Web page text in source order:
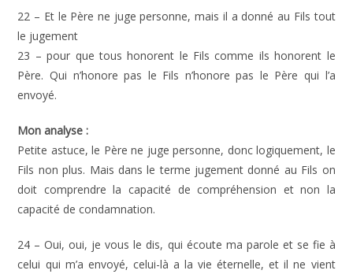
22 – Et le Père ne juge personne, mais il a donné au Fils tout
le jugement
23 – pour que tous honorent le Fils comme ils honorent le
Père. Qui n’honore pas le Fils n’honore pas le Père qui l’a
envoyé.
Mon analyse :
Petite astuce, le Père ne juge personne, donc logiquement, le
Fils non plus. Mais dans le terme jugement donné au Fils on
doit comprendre la capacité de compréhension et non la
capacité de condamnation.
24 – Oui, oui, je vous le dis, qui écoute ma parole et se fie à
celui qui m’a envoyé, celui-là a la vie éternelle, et il ne vient